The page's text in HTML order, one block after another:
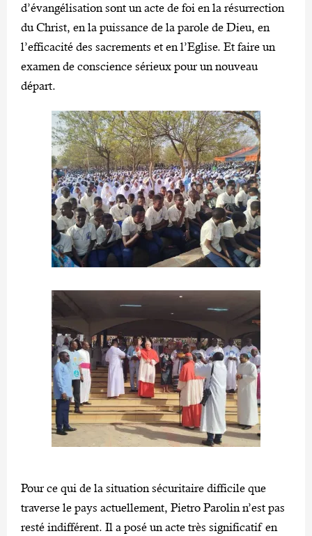
d’évangélisation sont un acte de foi en la résurrection
du Christ, en la puissance de la parole de Dieu, en
l’efficacité des sacrements et en l’Eglise. Et faire un
examen de conscience sérieux pour un nouveau
départ.
Pour ce qui de la situation sécuritaire difficile que
traverse le pays actuellement, Pietro Parolin n’est pas
resté indifférent. Il a posé un acte très significatif en